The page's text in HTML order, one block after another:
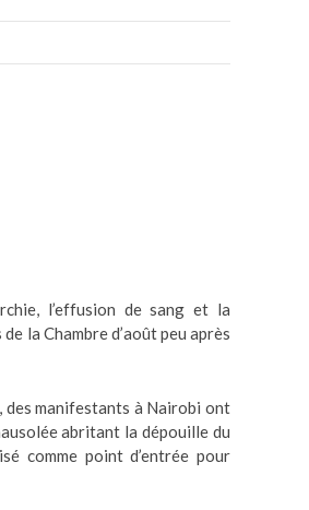
l’effusion de sang et la
la Chambre d’août peu après
des manifestants à Nairobi ont
abritant la dépouille du
comme point d’entrée pour